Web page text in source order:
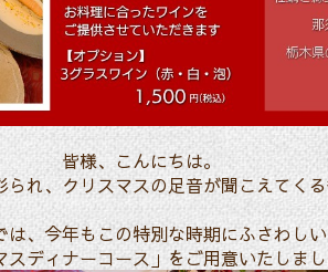
皆様、こんにちは。
れ、クリスマスの足音が聞こえてく
は、今年もこの特別な時期にふさわしい
スディナーコース」をご用意いたしま